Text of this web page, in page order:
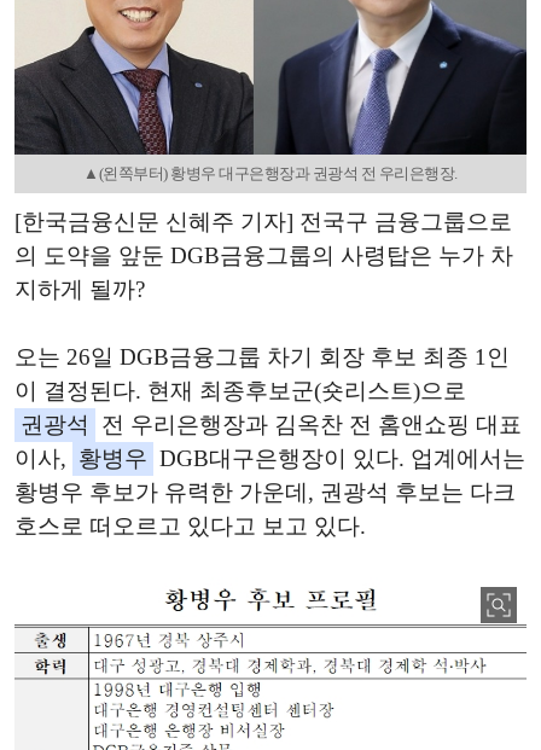
▲(왼쪽부터) 황병우 대구은행장과 권광석 전 우리은행장.
[한국금융신문 신혜주 기자] 전국구 금융그룹으로
의 도약을 앞둔 DGB금융그룹의 사령탑은 누가 차
지하게 될까?
오는 26일 DGB금융그룹 차기 회장 후보 최종 1인
이 결정된다. 현재 최종후보군(숏리스트)으로
권광석
전 우리은행장과 김옥찬 전 홈앤쇼핑 대표
이사, 황병우 DGB대구은행장이 있다. 업계에서는
황병우 후보가 유력한 가운데, 권광석 후보는 다크
호스로 떠오르고 있다고 보고 있다.